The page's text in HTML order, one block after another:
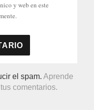
y web en este
el spam.Aprende
comentarios.